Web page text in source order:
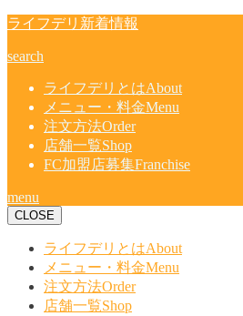
ライフデリ新着情報
search
ライフデリとはAbout
メニュー・料金Menu
注文方法Order
店舗一覧Shop
FC加盟店募集Franchise
menu
CLOSE
ライフデリとはAbout
メニュー・料金Menu
注文方法Order
店舗一覧Shop